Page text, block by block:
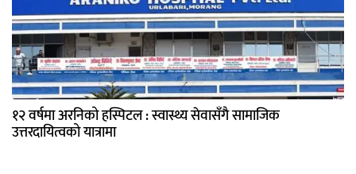
१२ वर्षमा अरनिको हस्पिटल : स्वास्थ्य सेवासँगै सामाजिक
उत्तरदायित्वको यात्रामा